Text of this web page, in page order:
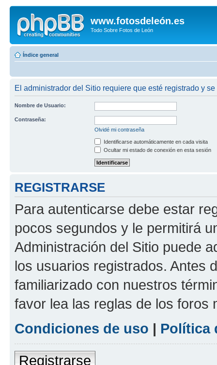
www.fotosdeleón.es
Todo Sobre Fotos de León
Índice general
El administrador del Sitio requiere que esté registrado y
Nombre de Usuario:
Contraseña:
Olvidé mi contraseña
Identificarse automáticamente en cada visita
Ocultar mi estado de conexión en esta sesión
REGISTRARSE
Para autenticarse debe estar
pocos segundos y le permitirá
Administración del Sitio puede
los usuarios registrados. Antes
familiarizado con nuestros
favor lea las reglas de los foros
Condiciones de uso | Política
Registrarse